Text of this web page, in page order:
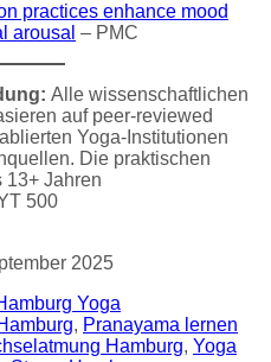
practices enhance mood
arousal – PMC
Alle wissenschaftlichen
auf peer-reviewed
Yoga-Institutionen
Die praktischen
13+ Jahren
500
2025
Yoga
, Pranayama lernen
Hamburg, Yoga